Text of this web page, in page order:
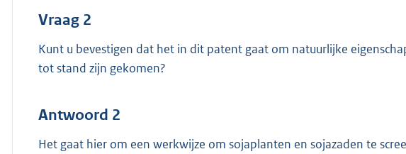
Vraag 2
Kunt u bevestigen dat het in dit patent gaat om natuurlijke
tot stand zijn gekomen?
Antwoord 2
Het gaat hier om een werkwijze om sojaplanten en sojazaden te